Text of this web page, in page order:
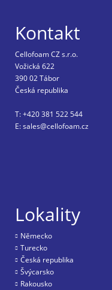
Kontakt
Cellofoam CZ s.r.o.
Vožická 622
390 02 Tábor
Česká republika
T: +420 381 522 544
E: sales@cellofoam.cz
Lokality
Nĕmecko
Turecko
Česká republika
Švýcarsko
Rakousko